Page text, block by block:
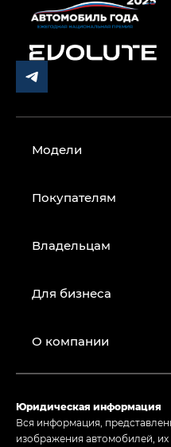
Модели
Покупателям
Владельцам
Для бизнеса
О компании
Юридическая информация
Вся информация,
изображения автомобилей,